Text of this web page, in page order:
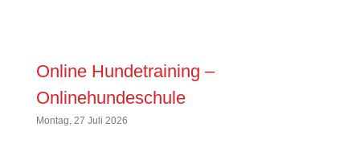
Online Hundetraining –
Onlinehundeschule
Montag, 27 Juli 2026